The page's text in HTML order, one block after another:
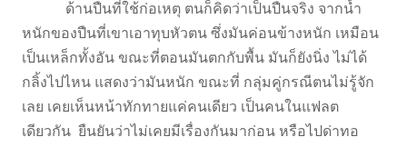
ด้านปืนที่ใช้ก่อเหตุ ตนก็คิดว่าเป็นปืนจริง จากน้ำ
หนักของปืนที่เขาเอาทุบหัวตน ซึ่งมันค่อนข้างหนัก เหมือน
เป็นเหล็กทั้งอัน ขณะที่ตอนมันตกกับพื้น มันก็ยังนิ่ง ไม่ได้
กลิ้งไปไหน แสดงว่ามันหนัก ขณะที่ กลุ่มคู่กรณีตนไม่รู้จัก
เลย เคยเห็นหน้าทักทายแค่คนเดียว เป็นคนในแฟลต
เดียวกัน ยืนยันว่าไม่เคยมีเรื่องกันมาก่อน หรือไปด่าทอ